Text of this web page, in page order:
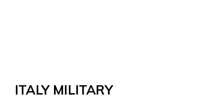
ITALY MILITARY